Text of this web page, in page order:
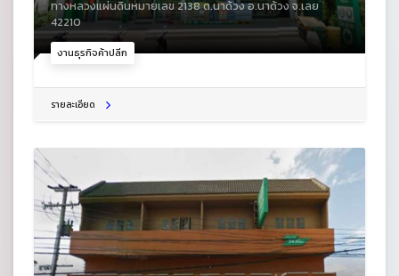
งานธุรกิจค้าปลีก
ทางหลวงแผ่นดินหมายเลข 2138 ต.นาด้วง อ.นาด้วง จ.เลย
42210
รายละเอียด